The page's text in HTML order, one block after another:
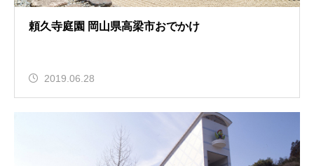
頼久寺庭園 岡山県高梁市おでかけ
2019.06.28